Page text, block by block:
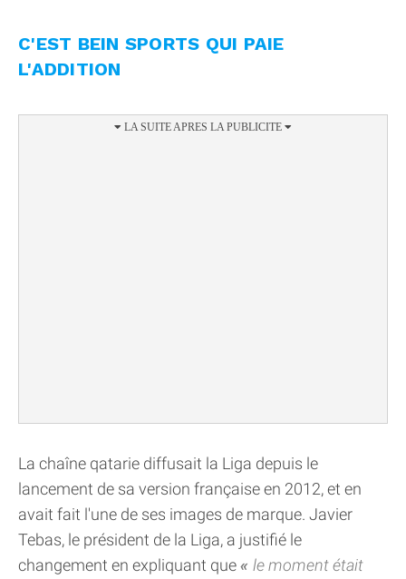
C'EST BEIN SPORTS QUI PAIE
L'ADDITION
La chaîne qatarie diffusait la Liga depuis le
lancement de sa version française en 2012, et en
avait fait l'une de ses images de marque. Javier
Tebas, le président de la Liga, a justifié le
changement en expliquant que
le moment était